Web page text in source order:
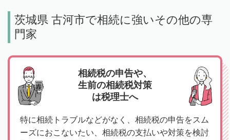
茨城県 古河市で相続に強いその他の専
門家
相続税の申告や、
生前の相続税対策
は税理士へ
特に相続トラブルなどがなく、相続税の申告をスム
ーズにおこないたい、相続税の支払いや対策を検討